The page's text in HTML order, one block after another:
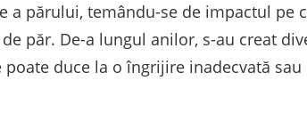
părului, temându-se de impactul pe
păr. De-a lungul anilor, s-au creat
duce la o îngrijire inadecvată sau